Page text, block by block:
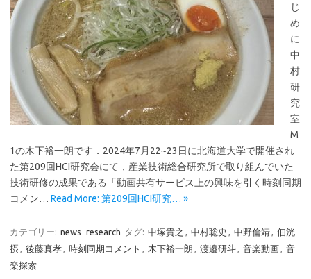
じ
め
に
中
村
研
究
室
M
1の木下裕一朗です．2024年7月22~23日に北海道大学で開催され
た第209回HCI研究会にて，産業技術総合研究所で取り組んでいた
技術研修の成果である「動画共有サービス上の興味を引く時刻同期
コメン… Read More: 第209回HCI研究… »
カテゴリー: news research タグ: 中塚貴之 , 中村聡史 , 中野倫靖, 佃洸
摂, 後藤真孝, 時刻同期コメント , 木下裕一朗 , 渡邉研斗, 音楽動画, 音
楽探索